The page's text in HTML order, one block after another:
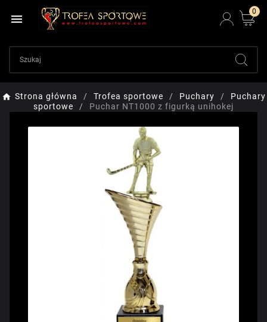

0
Strona główna Trofea sportowe Puchary
Puchary
sportowe
Puchar NT1000 z figurką unihokej